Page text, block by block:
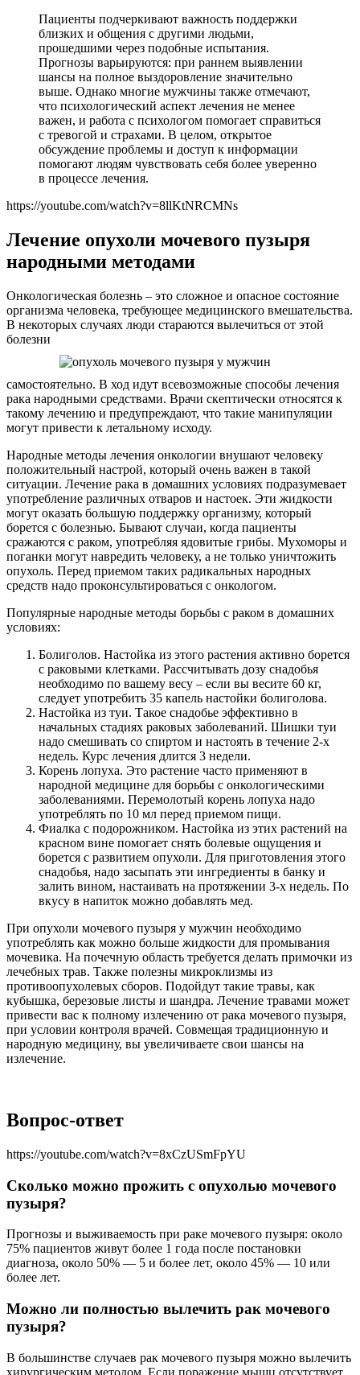
Пациенты подчеркивают важность поддержки
близких и общения с другими людьми,
прошедшими через подобные испытания.
Прогнозы варьируются: при раннем выявлении
шансы на полное выздоровление значительно
выше. Однако многие мужчины также отмечают,
что психологический аспект лечения не менее
важен, и работа с психологом помогает справиться
с тревогой и страхами. В целом, открытое
обсуждение проблемы и доступ к информации
помогают людям чувствовать себя более уверенно
в процессе лечения.
https://youtube.com/watch?v=8llKtNRCMNs
Лечение опухоли мочевого пузыря
народными методами
Онкологическая болезнь – это сложное и опасное состояние
организма человека, требующее медицинского вмешательства.
В некоторых случаях люди стараются вылечиться от этой
болезни
самостоятельно. В ход идут всевозможные способы лечения
рака народными средствами. Врачи скептически относятся к
такому лечению и предупреждают, что такие манипуляции
могут привести к летальному исходу.
Народные методы лечения онкологии внушают человеку
положительный настрой, который очень важен в такой
ситуации. Лечение рака в домашних условиях подразумевает
употребление различных отваров и настоек. Эти жидкости
могут оказать большую поддержку организму, который
борется с болезнью. Бывают случаи, когда пациенты
сражаются с раком, употребляя ядовитые грибы. Мухоморы и
поганки могут навредить человеку, а не только уничтожить
опухоль. Перед приемом таких радикальных народных
средств надо проконсультироваться с онкологом.
Популярные народные методы борьбы с раком в домашних
условиях:
Болиголов. Настойка из этого растения активно борется
с раковыми клетками. Рассчитывать дозу снадобья
необходимо по вашему весу – если вы весите 60 кг,
следует употребить 35 капель настойки болиголова.
Настойка из туи. Такое снадобье эффективно в
начальных стадиях раковых заболеваний. Шишки туи
надо смешивать со спиртом и настоять в течение 2-х
недель. Курс лечения длится 3 недели.
Корень лопуха. Это растение часто применяют в
народной медицине для борьбы с онкологическими
заболеваниями. Перемолотый корень лопуха надо
употреблять по 10 мл перед приемом пищи.
Фиалка с подорожником. Настойка из этих растений на
красном вине помогает снять болевые ощущения и
борется с развитием опухоли. Для приготовления этого
снадобья, надо засыпать эти ингредиенты в банку и
залить вином, настаивать на протяжении 3-х недель. По
вкусу в напиток можно добавлять мед.
При опухоли мочевого пузыря у мужчин необходимо
употреблять как можно больше жидкости для промывания
мочевика. На почечную область требуется делать примочки из
лечебных трав. Также полезны микроклизмы из
противоопухолевых сборов. Подойдут такие травы, как
кубышка, березовые листы и шандра. Лечение травами может
привести вас к полному излечению от рака мочевого пузыря,
при условии контроля врачей. Совмещая традиционную и
народную медицину, вы увеличиваете свои шансы на
излечение.
Вопрос-ответ
https://youtube.com/watch?v=8xCzUSmFpYU
Сколько можно прожить с опухолью мочевого
пузыря?
Прогнозы и выживаемость при раке мочевого пузыря: около
75% пациентов живут более 1 года после постановки
диагноза, около 50% — 5 и более лет, около 45% — 10 или
более лет.
Можно ли полностью вылечить рак мочевого
пузыря?
В большинстве случаев рак мочевого пузыря можно вылечить
хирургическим методом. Если поражение мышц отсутствует,